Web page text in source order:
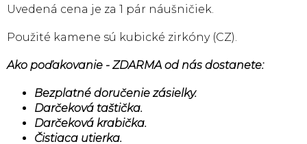
Uvedená cena je za 1 pár náušničiek.
Použité kamene sú kubické zirkóny (CZ).
Ako poďakovanie - ZDARMA od nás dostanete:
Bezplatné doručenie zásielky.
Darčeková taštička.
Darčeková krabička.
Čistiaca utierka.